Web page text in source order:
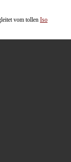
vom tollen Iso